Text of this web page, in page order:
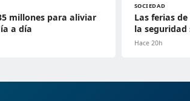
millones para aliviar
a día
SOCIEDAD
Las ferias
la seguridad
Hace 20h